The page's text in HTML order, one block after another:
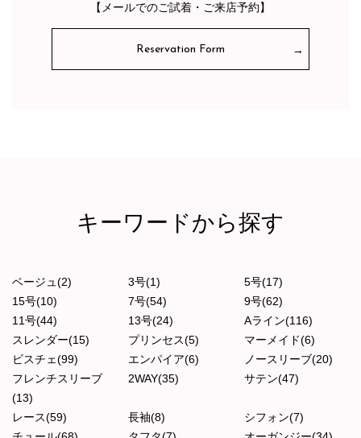
【メールでのご試着・ご来店予約】
Reservation Form
キーワードから探す
ベージュ(2) 3号(1)
5号(17)
15号(10)
7号(54)
9号(62)
11号(44)
13号(24)
Aライン(116)
スレンダー(15)
プリンセス(5)
マーメイド(6)
ビスチェ(99)
エンパイア(6)
ノースリーブ(20)
フレンチスリーブ
(13)
2WAY(35) サテン(47)
レース(59) 長袖(8)
シフォン(7)